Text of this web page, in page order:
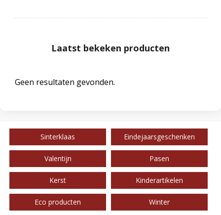
Laatst bekeken producten
Geen resultaten gevonden.
Sinterklaas Eindejaarsgeschenken
Valentijn Pasen
Kerst Kinderartikelen
Eco producten Winter